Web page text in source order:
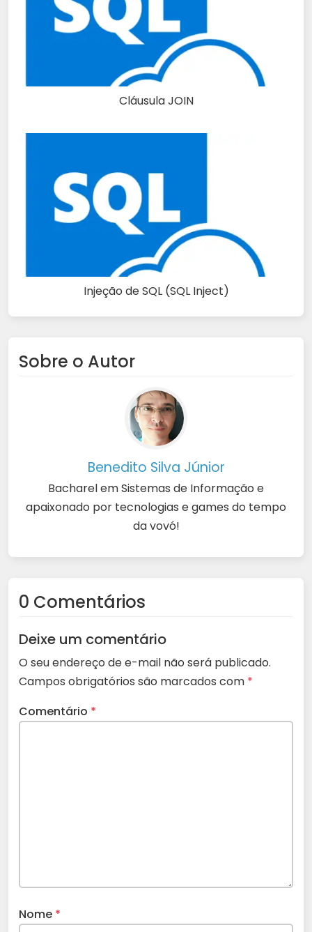
Cláusula JOIN
Injeção de SQL (SQL Inject)
Sobre o Autor
Benedito Silva Júnior
Bacharel em Sistemas de Informação e
apaixonado por tecnologias e games do tempo
da vovó!
0 Comentários
Deixe um comentário
O seu endereço de e-mail não será publicado.
Campos obrigatórios são marcados com *
Comentário *
Nome *